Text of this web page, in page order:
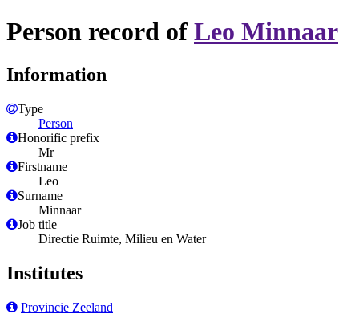
Person record of Leo Minnaar
Information
Type
Person
Honorific prefix
Mr
Firstname
Leo
Surname
Minnaar
Job title
Directie Ruimte, Milieu en Water
Institutes
Provincie Zeeland